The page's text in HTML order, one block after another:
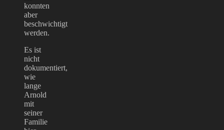
konnten
aber
beschwichtigt
werden.
Es ist
nicht
dokumentiert,
wie
lange
Arnold
mit
seiner
Familie